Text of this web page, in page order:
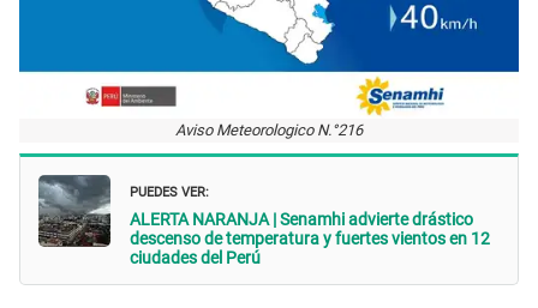
Aviso Meteorologico N.°216
PUEDES VER:
ALERTA NARANJA | Senamhi advierte drástico
descenso de temperatura y fuertes vientos en 12
ciudades del Perú